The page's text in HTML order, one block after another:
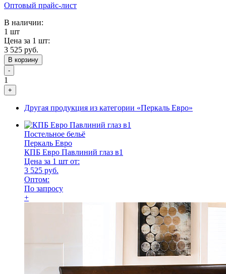
Оптовый прайс-лист
В наличии:
1 шт
Цена за 1 шт:
3 525 руб.
В корзину
-
1
+
Другая продукция из категории «Перкаль Евро»
Постельное бельё
Перкаль Евро
КПБ Евро Павлиний глаз в1
Цена за 1 шт от:
3 525 руб.
Оптом:
По запросу
+